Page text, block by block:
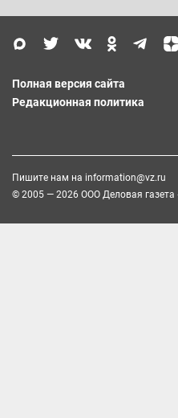
Полная версия сайта
Редакционная политика
Пишите нам на information@vz.ru
© 2005 — 2026 ООО Деловая газета